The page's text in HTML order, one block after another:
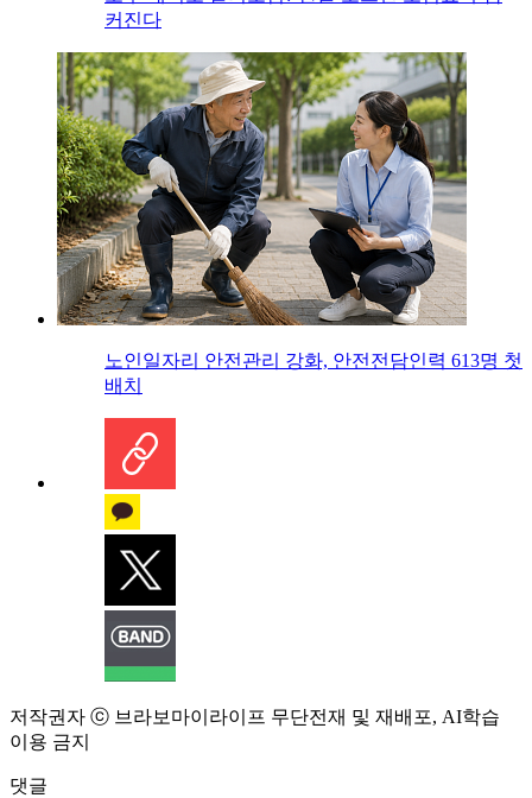
커진다
노인일자리 안전관리 강화, 안전전담인력 613명 첫
배치
저작권자 ⓒ 브라보마이라이프 무단전재 및 재배포, AI학습
이용 금지
댓글